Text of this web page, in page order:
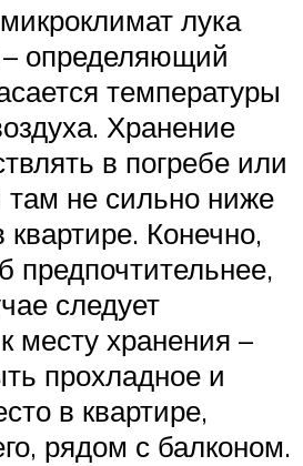
лука
определяющий
температуры
Хранение
в погребе или
там не сильно ниже
Конечно,
предпочтительнее,
следует
месту хранения –
прохладное и
в квартире,
рядом с балконом.